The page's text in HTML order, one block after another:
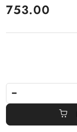
cena:
753.00